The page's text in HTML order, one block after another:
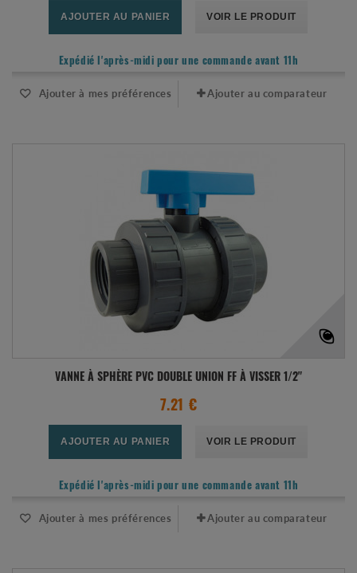
AJOUTER AU PANIER VOIR LE PRODUIT
Expédié l'après-midi pour une commande avant 11h
Ajouter à mes préférences Ajouter au comparateur
VANNE À SPHÈRE PVC DOUBLE UNION FF À VISSER 1/2"
7.21 €
AJOUTER AU PANIER VOIR LE PRODUIT
Expédié l'après-midi pour une commande avant 11h
Ajouter à mes préférences Ajouter au comparateur